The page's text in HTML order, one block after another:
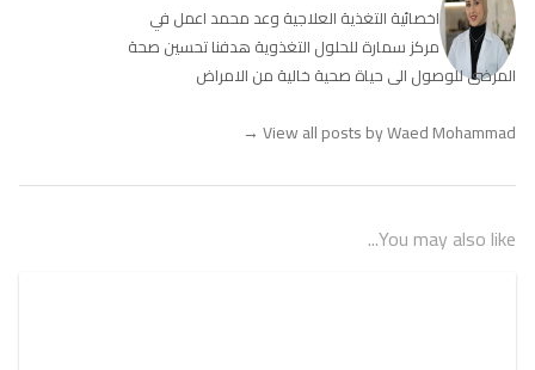
اخصائية التغذية العلاجية وعد محمد اعمل في
مركز سمارة للحلول التغذوية هدفنا تحسين صحة
المرضى للوصول الى حياة صحية خالية من الامراض
View all posts by Waed Mohammad
→
You may also like...